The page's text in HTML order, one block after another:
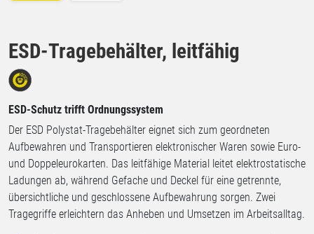
ESD-Tragebehälter, leitfähig
ESD-Schutz trifft Ordnungssystem
Der ESD Polystat-Tragebehälter eignet sich zum geordneten
Aufbewahren und Transportieren elektronischer Waren sowie Euro-
und Doppeleurokarten. Das leitfähige Material leitet elektrostatische
Ladungen ab, während Gefache und Deckel für eine getrennte,
übersichtliche und geschlossene Aufbewahrung sorgen. Zwei
Tragegriffe erleichtern das Anheben und Umsetzen im Arbeitsalltag.